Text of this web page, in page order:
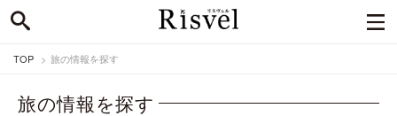
TOP 旅の情報を探す
旅の情報を探す